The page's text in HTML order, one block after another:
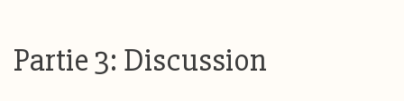
Partie 3: Discussion